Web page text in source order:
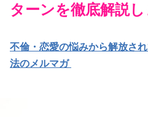
ターンを徹底解説し
不倫・恋愛の悩みから解放さ
法のメルマガ